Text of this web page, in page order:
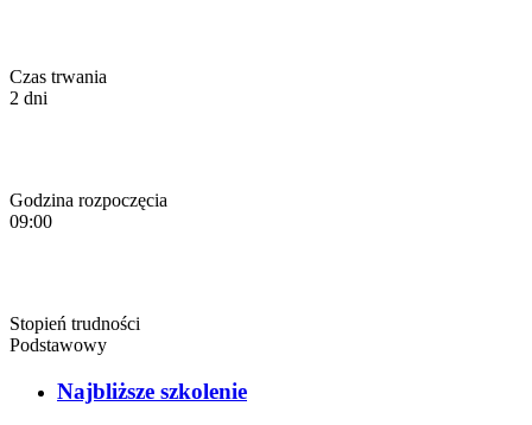
Czas trwania
2 dni
Godzina rozpoczęcia
09:00
Stopień trudności
Podstawowy
Najbliższe szkolenie